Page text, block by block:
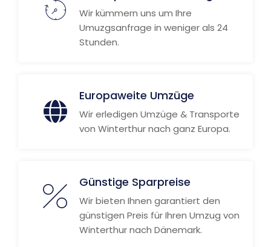
Wir kümmern uns um Ihre
Umuzgsanfrage in weniger als 24
Stunden.
Europaweite Umzüge
Wir erledigen Umzüge & Transporte
von Winterthur nach ganz Europa.
Günstige Sparpreise
Wir bieten Ihnen garantiert den
günstigen Preis für Ihren Umzug von
Winterthur nach Dänemark.